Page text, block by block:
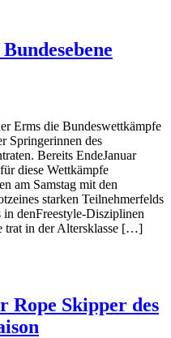
Erms die Bundeswettkämpfe
Springerinnen des
Bereits EndeJanuar
diese Wettkämpfe
am Samstag mit den
starken Teilnehmerfelds
in denFreestyle-Disziplinen
trat in der Altersklasse […]
Skipper des